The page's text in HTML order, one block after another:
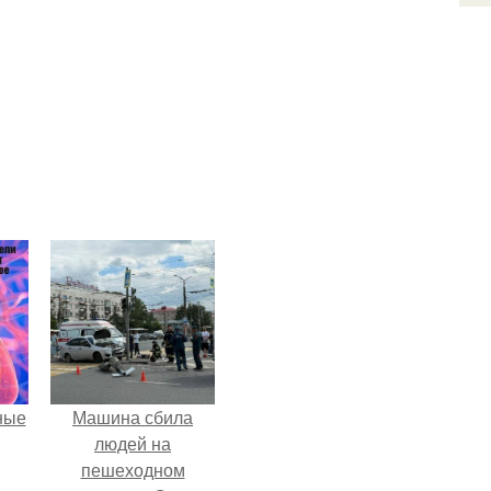
Машина сбила
людей на
пешеходном